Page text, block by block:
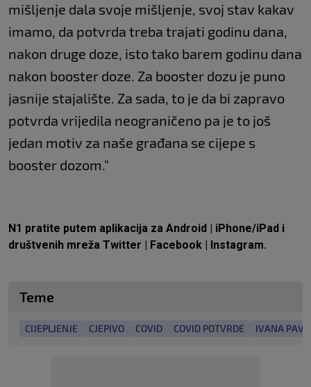
mišljenje dala svoje mišljenje, svoj stav kakav
imamo, da potvrda treba trajati godinu dana,
nakon druge doze, isto tako barem godinu dana
nakon booster doze. Za booster dozu je puno
jasnije stajalište. Za sada, to je da bi zapravo
potvrda vrijedila neograničeno pa je to još
jedan motiv za naše građana se cijepe s
booster dozom."
N1 pratite putem aplikacija za Android iPhone/iPad i
društvenih mreža Twitter Facebook Instagram.
Teme
CIJEPLJENJE CJEPIVO COVID COVID POTVRDE IVANA